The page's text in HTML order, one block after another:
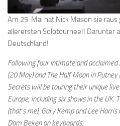
Am 25. Mai hat Nick Mason sie
allerersten Solotournee!! Darunter
Deutschland!
Following four intimate and
(20 May) and The Half Moon in
Secrets will be touring their unique
Europe, including six shows in the UK.
(that’s me), Gary Kemp and Lee
Dom Beken on keyboards.